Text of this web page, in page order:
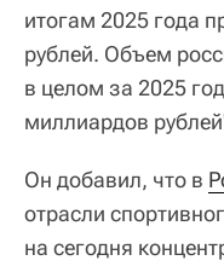
итогам 2025 года
рублей. Объем
в целом за 2025
миллиардов
Он добавил, что в
отрасли
на сегодня